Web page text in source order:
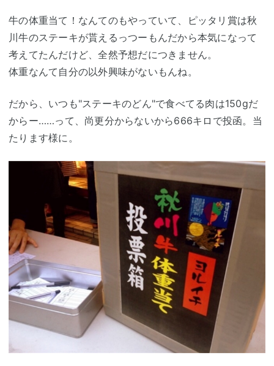
牛の体重当て！なんてのもやっていて、ピッタリ賞は秋
川牛のステーキが貰えるっつーもんだから本気になって
考えてたんだけど、全然予想だにつきません。
体重なんて自分の以外興味がないもんね。
だから、いつも"ステーキのどん"で食べてる肉は150gだ
からー……って、尚更分からないから666キロで投函。当
たります様に。